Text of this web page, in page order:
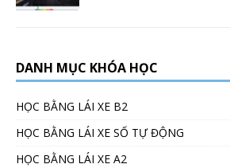
DANH MỤC KHÓA HỌC
HỌC BẰNG LÁI XE B2
HỌC BẰNG LÁI XE SỐ TỰ ĐỘNG
HỌC BẰNG LÁI XE A2